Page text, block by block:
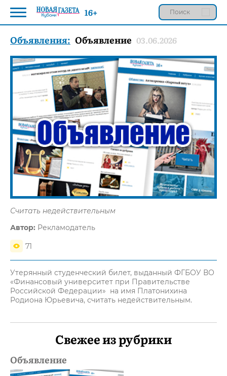
Объявления: Объявление 03.06.2026
Считать недействительным
Автор: Рекламодатель
71
Утерянный студенческий билет, выданный ФГБОУ ВО
«Финансовый университет при Правительстве
Российской Федерации» на имя Платонихина
Родиона Юрьевича, считать недействительным.
Свежее из рубрики
Объявление
16+